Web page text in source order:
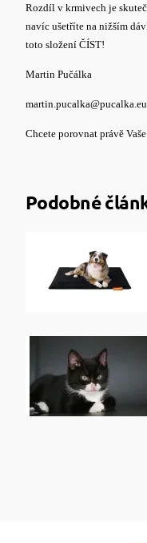
Rozdíl v krmivech je
navíc ušetříte na nižším
toto složení ČÍST!
Martin Pučálka
martin.pucalka@pucalka.eu
Chcete porovnat právě
Podobné